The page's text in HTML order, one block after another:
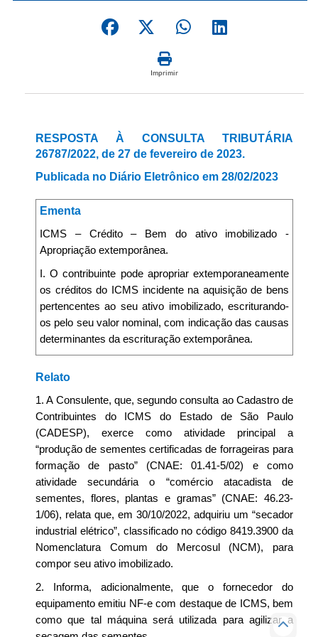
Imprimir
RESPOSTA À CONSULTA TRIBUTÁRIA
26787/2022, de 27 de fevereiro de 2023.
Publicada no Diário Eletrônico em 28/02/2023
Ementa
ICMS – Crédito – Bem do ativo imobilizado -
Apropriação extemporânea.
I. O contribuinte pode apropriar extemporaneamente
os créditos do ICMS incidente na aquisição de bens
pertencentes ao seu ativo imobilizado, escriturando-
os pelo seu valor nominal, com indicação das causas
determinantes da escrituração extemporânea.
Relato
1. A Consulente, que, segundo consulta ao Cadastro de
Contribuintes do ICMS do Estado de São Paulo
(CADESP), exerce como atividade principal a
“produção de sementes certificadas de forrageiras para
formação de pasto” (CNAE: 01.41-5/02) e como
atividade secundária o “comércio atacadista de
sementes, flores, plantas e gramas” (CNAE: 46.23-
1/06), relata que, em 30/10/2022, adquiriu um “secador
industrial elétrico”, classificado no código 8419.3900 da
Nomenclatura Comum do Mercosul (NCM), para
compor seu ativo imobilizado.
2. Informa, adicionalmente, que o fornecedor do
equipamento emitiu NF-e com destaque de ICMS, bem
como que tal máquina será utilizada para agilizar a